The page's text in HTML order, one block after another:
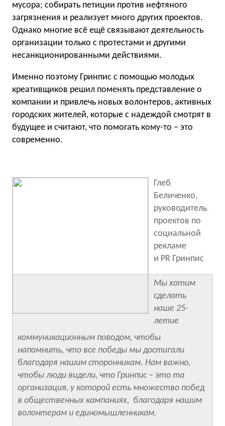
мусора; собирать петиции против нефтяного
загрязнения и реализует много других проектов.
Однако многие всё ещё связывают деятельность
организации только с протестами и другими
несанкционированными действиями.
Именно поэтому Гринпис с помощью молодых
креативщиков решил поменять представление о
компании и привлечь новых волонтеров, активных
городских жителей, которые с надеждой смотрят в
будущее и считают, что помогать кому-то – это
современно.
Глеб
Беличенко,
руководитель
проектов по
социальной
рекламе
и PR Гринпис
Мы хотим
сделать
наше 25-
летие
коммуникационным поводом, чтобы
напомнить, что все победы мы достигали
благодаря нашим сторонникам. Нам важно,
чтобы люди видели, что Гринпис – это та
организация, у которой есть множество побед
в общественных кампаниях, благодаря нашим
волонтерам и единомышленникам.